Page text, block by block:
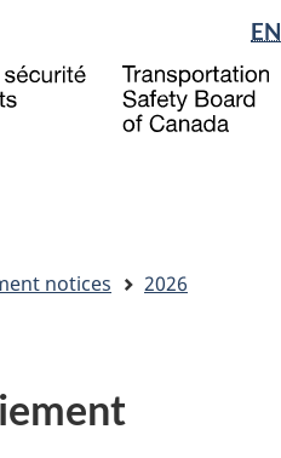
to
main
to
"About
government"
à
la
EN
notices
2026